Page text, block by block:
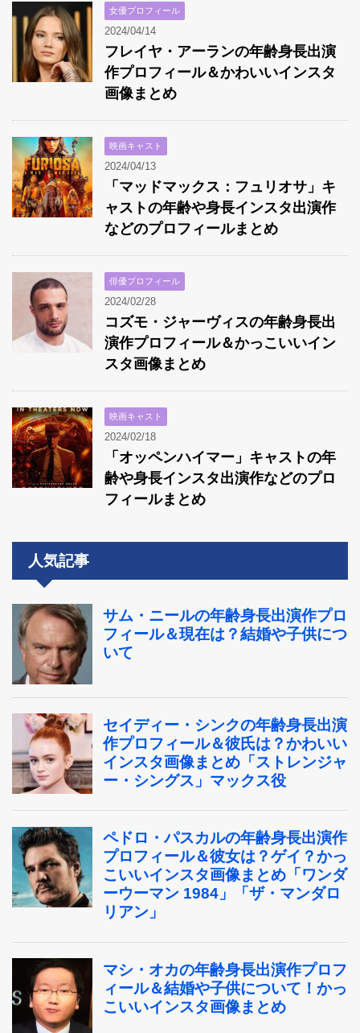
女優プロフィール
2024/04/14
フレイヤ・アーランの年齢身長出演
作プロフィール＆かわいいインスタ
画像まとめ
映画キャスト
2024/04/13
「マッドマックス：フュリオサ」キ
ャストの年齢や身長インスタ出演作
などのプロフィールまとめ
俳優プロフィール
2024/02/28
コズモ・ジャーヴィスの年齢身長出
演作プロフィール＆かっこいいイン
スタ画像まとめ
映画キャスト
2024/02/18
「オッペンハイマー」キャストの年
齢や身長インスタ出演作などのプロ
フィールまとめ
人気記事